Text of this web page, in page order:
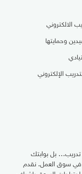
الالكتروني
وحمايتها
الإلكتروني
تدريب… بل بوابتك
في سوق العمل. نقدم